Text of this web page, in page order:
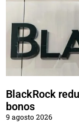
BlackRock
bonos
9 agosto 2026